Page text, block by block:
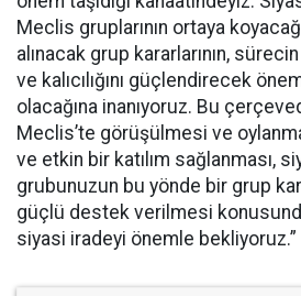
Meclis gruplarının ortaya
alınacak grup kararlarının,
ve kalıcılığını güçlendirecek
olacağına inanıyoruz. Bu
Meclis’te görüşülmesi ve
ve etkin bir katılım sağlanması,
grubunuzun bu yönde bir grup
güçlü destek verilmesi
siyasi iradeyi önemle bekliyoruz.”